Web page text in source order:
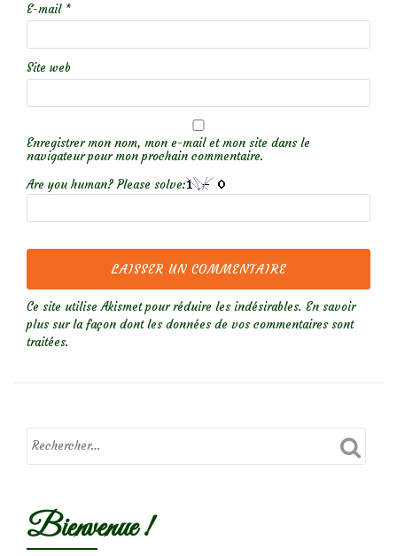
E-mail *
Site web
Enregistrer mon nom, mon e-mail et mon site dans le
navigateur pour mon prochain commentaire.
Are you human? Please solve:
Ce site utilise Akismet pour réduire les indésirables. En savoir
plus sur la façon dont les données de vos commentaires sont
traitées.
Bienvenue !